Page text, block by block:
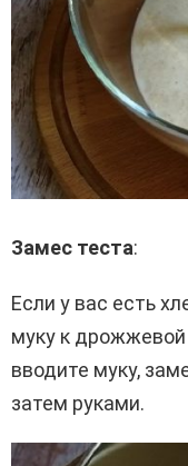
Замес теста:
Если у вас есть
муку к дрожжевой
вводите муку,
затем руками.